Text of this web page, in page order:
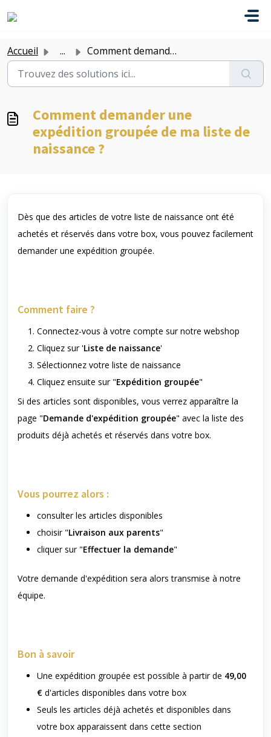
Accueil ... Comment demander une expédition groupée de ma liste de na...
Comment demander une
expédition groupée de ma liste de
naissance ?
Dès que des articles de votre liste de naissance ont été
achetés et réservés dans votre box, vous pouvez facilement
demander une expédition groupée.
Comment faire ?
Connectez-vous à votre compte sur notre webshop
Cliquez sur 'Liste de naissance'
Sélectionnez votre liste de naissance
Cliquez ensuite sur "Expédition groupée"
Si des articles sont disponibles, vous verrez apparaître la
page "Demande d'expédition groupée" avec la liste des
produits déjà achetés et réservés dans votre box.
Vous pourrez alors :
consulter les articles disponibles
choisir "Livraison aux parents"
cliquer sur "Effectuer la demande"
Votre demande d'expédition sera alors transmise à notre
équipe.
Bon à savoir
Une expédition groupée est possible à partir de 49,00
€ d'articles disponibles dans votre box
Seuls les articles déjà achetés et disponibles dans
votre box apparaissent dans cette section